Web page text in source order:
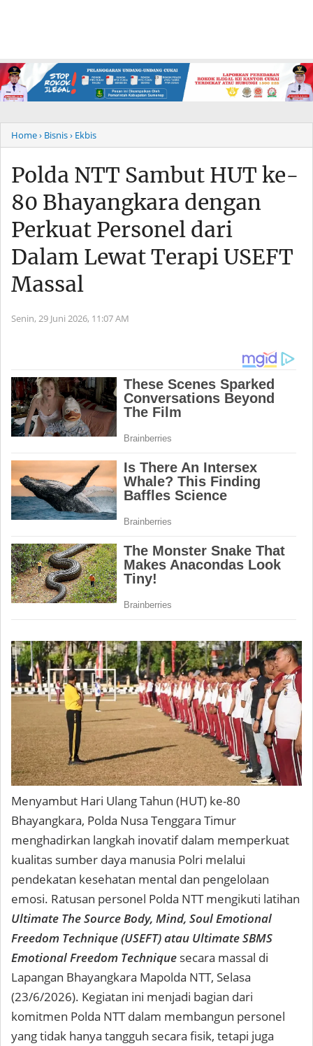
Home› Bisnis› Ekbis
Polda NTT Sambut HUT ke-
80 Bhayangkara dengan
Perkuat Personel dari
Dalam Lewat Terapi USEFT
Massal
Senin, 29 Juni 2026, 11:07 AM
Menyambut Hari Ulang Tahun (HUT) ke-80
Bhayangkara, Polda Nusa Tenggara Timur
menghadirkan langkah inovatif dalam memperkuat
kualitas sumber daya manusia Polri melalui
pendekatan kesehatan mental dan pengelolaan
emosi. Ratusan personel Polda NTT mengikuti latihan
Ultimate The Source Body, Mind, Soul Emotional
Freedom Technique (USEFT) atau Ultimate SBMS
Emotional Freedom Technique secara massal di
Lapangan Bhayangkara Mapolda NTT, Selasa
(23/6/2026). Kegiatan ini menjadi bagian dari
komitmen Polda NTT dalam membangun personel
yang tidak hanya tangguh secara fisik, tetapi juga